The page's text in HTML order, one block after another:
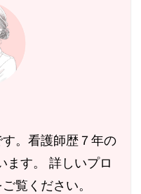
す。看護師歴７年の
ます。 詳しいプロ
覧ください。